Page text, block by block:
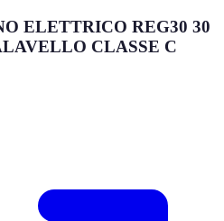
ELETTRICO REG30 30
CLASSE C